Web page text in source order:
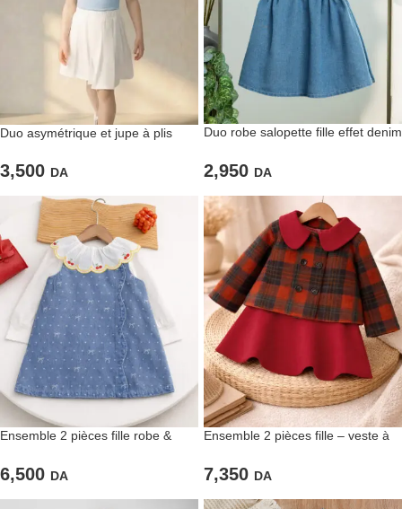
Duo asymétrique et jupe à plis
3,500 DA
Duo robe salopette fille effet denim
2,950 DA
Ensemble 2 pièces fille robe &
6,500 DA
Ensemble 2 pièces fille – veste à
7,350 DA